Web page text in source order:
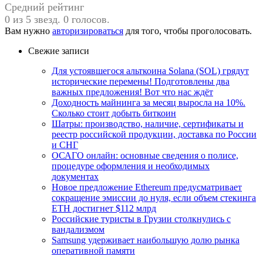
Средний рейтинг
0 из 5 звезд. 0 голосов.
Вам нужно авторизироваться для того, чтобы проголосовать.
Свежие записи
Для устоявшегося альткоина Solana (SOL) грядут
исторические перемены! Подготовлены два
важных предложения! Вот что нас ждёт
Доходность майнинга за месяц выросла на 10%.
Сколько стоит добыть биткоин
Шатры: производство, наличие, сертификаты и
реестр российской продукции, доставка по России
и СНГ
ОСАГО онлайн: основные сведения о полисе,
процедуре оформления и необходимых
документах
Новое предложение Ethereum предусматривает
сокращение эмиссии до нуля, если объем стекинга
ETH достигнет $112 млрд
Российские туристы в Грузии столкнулись с
вандализмом
Samsung удерживает наибольшую долю рынка
оперативной памяти